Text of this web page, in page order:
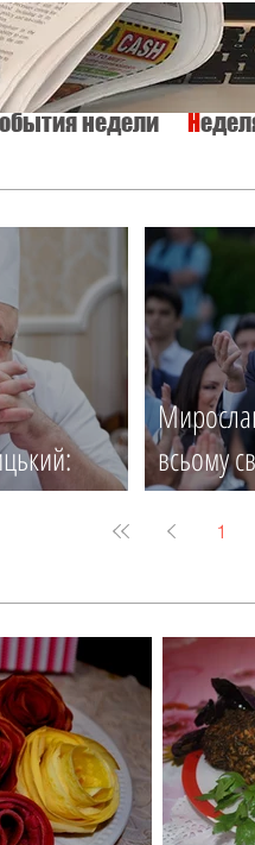
обытия неделиН
Мирослав
всьому
стоячи
1